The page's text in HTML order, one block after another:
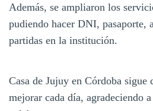
Además, se ampliaron los
pudiendo hacer DNI, pasaporte,
partidas en la institución.
Casa de Jujuy en Córdoba sigue
mejorar cada día, agradeciendo